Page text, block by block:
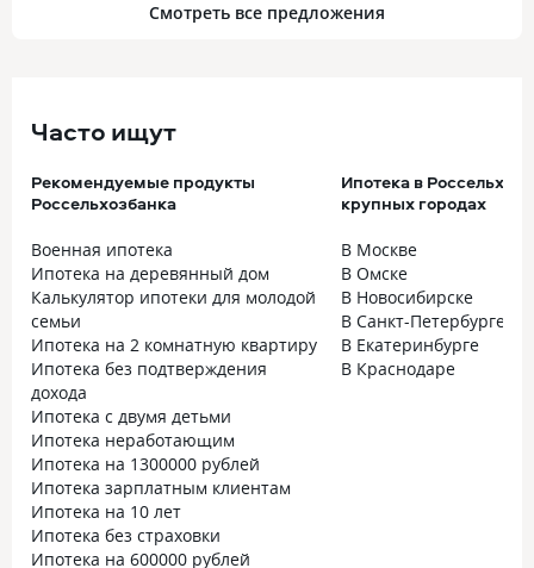
Смотреть все предложения
Часто ищут
Рекомендуемые продукты
Россельхозбанка
Военная ипотека
Ипотека на деревянный дом
Калькулятор ипотеки для молодой
семьи
Ипотека на 2 комнатную квартиру
Ипотека без подтверждения
дохода
Ипотека с двумя детьми
Ипотека неработающим
Ипотека на 1300000 рублей
Ипотека зарплатным клиентам
Ипотека на 10 лет
Ипотека без страховки
Ипотека на 600000 рублей
Ипотека в
крупных городах
В Москве
В Омске
В Новосибирске
В Санкт-Петербурге
В Екатеринбурге
В Краснодаре